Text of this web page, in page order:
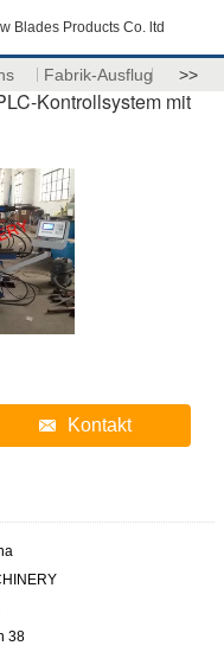
Blades Products Co. ltd
Fabrik-Ausflug >>
Kontrollsystem mit
Kontakt
38